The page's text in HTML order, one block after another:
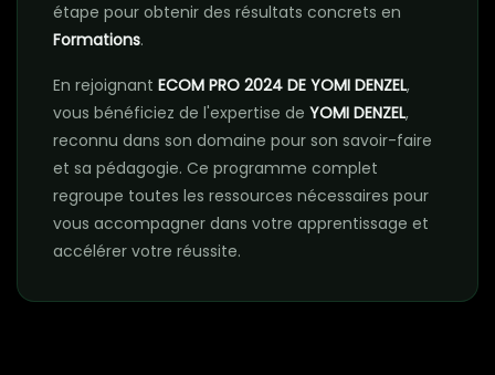
étape pour obtenir des résultats concrets en
Formations.
En rejoignant ECOM PRO 2024 DE YOMI DENZEL,
vous bénéficiez de l'expertise de YOMI DENZEL,
reconnu dans son domaine pour son savoir-faire
et sa pédagogie. Ce programme complet
regroupe toutes les ressources nécessaires pour
vous accompagner dans votre apprentissage et
accélérer votre réussite.